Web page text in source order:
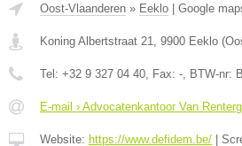
Oost-Vlaanderen » Eeklo Google
Koning Albertstraat 21, 9900 Eeklo (
Tel: +32 9 327 04 40, Fax: -, BTW-nr:
E-mail › Advocatenkantoor Van
Website: https://www.defidem.be/